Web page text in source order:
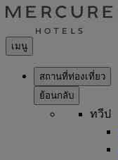
เมนู
สถานที่ท่องเที่ยว
ย้อนกลับ
ทวีป